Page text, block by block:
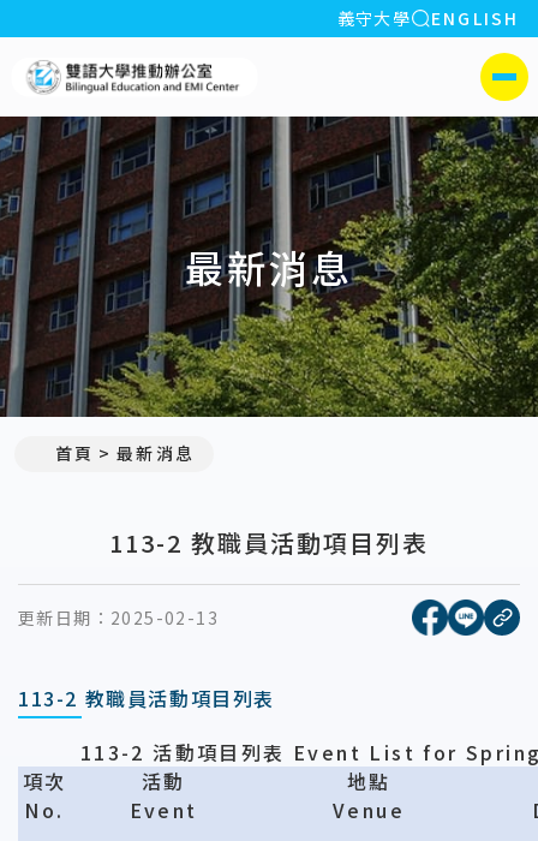
:::
義守大學 全站搜索
ENGLISH
義守大學雙語大學推動辦公室
側選單
最新消息
首頁 最新消息
113-2 教職員活動項目列表
更新日期： 2025-02-13 [另開新
[另開
複
113-2 教職員活動項目列表
113-2 活動項目列表 Event List for
項次
No.
活動
Event
地點
Venue